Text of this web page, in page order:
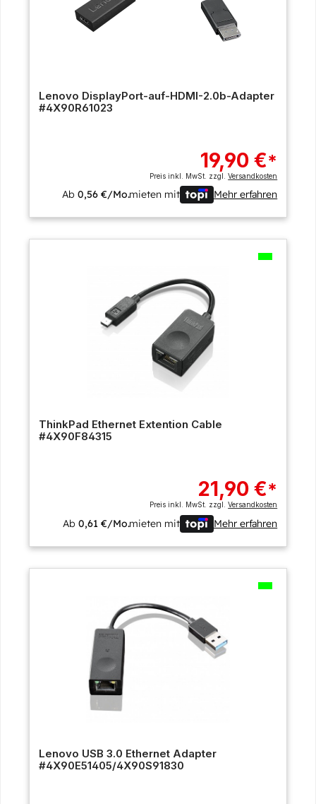
Lenovo DisplayPort-auf-HDMI-2.0b-Adapter
#4X90R61023
19,90 €*
Preis inkl. MwSt. zzgl.Versandkosten
Ab0,56 €/Mo.mieten mit Mehr erfahren
ThinkPad Ethernet Extention Cable
#4X90F84315
21,90 €*
Preis inkl. MwSt. zzgl.Versandkosten
Ab0,61 €/Mo.mieten mit Mehr erfahren
Lenovo USB 3.0 Ethernet Adapter
#4X90E51405/4X90S91830